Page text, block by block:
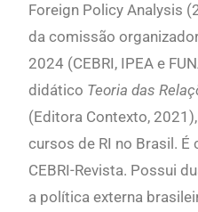
Foreign Policy Analysis
da comissão
2024 (CEBRI, IPEA e
didático Teoria das
(Editora Contexto,
cursos de RI no Brasil.
CEBRI-Revista. Possui
a política externa